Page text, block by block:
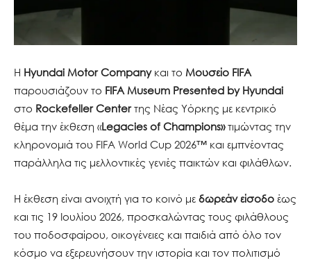
Η Hyundai Motor Companyκαι το Μουσείο FIFA
παρουσιάζουν το FIFA Museum Presented by Hyundai
στο Rockefeller Centerτης Νέας Υόρκης με κεντρικό
θέμα την έκθεση «Legacies of Champions»τιμώντας την
κληρονομιά του FIFA World Cup 2026™ και εμπνέοντας
παράλληλα τις μελλοντικές γενιές παικτών και φιλάθλων.
Η έκθεση είναι ανοιχτή για το κοινό με δωρεάν είσοδο έως
και τις 19 Ιουλίου 2026, προσκαλώντας τους φιλάθλους
του ποδοσφαίρου, οικογένειες και παιδιά από όλο τον
κόσμο να εξερευνήσουν την ιστορία και τον πολιτισμό